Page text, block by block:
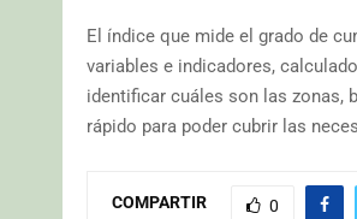
El índice que mide el grado de
variables e indicadores,
identificar cuáles son las zonas,
rápido para poder cubrir las
COMPARTIR 0